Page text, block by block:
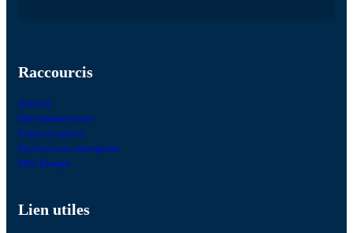
Raccourcis
Accueil
Qui sommes-nous
Foires et salons
Services aux entreprises
Pôle Europe
Lien utiles